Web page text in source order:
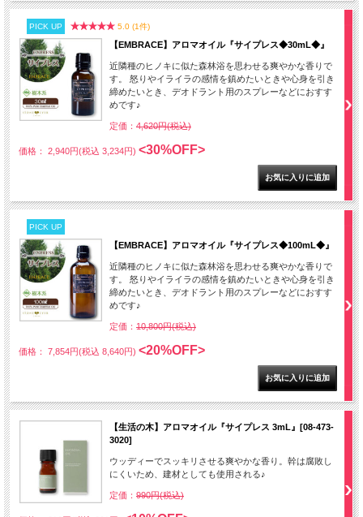
PICK UP 5.0 (1件)
【EMBRACE】アロマオイル『サイプレス◆30mL◆』
近隣種のヒノキに似た森林浴を思わせる爽やかな香りで
す。 怒りやイライラの感情を鎮めたいときや心身を引き
締めたいとき、デオドラント用のスプレーなどにおすす
めです♪
定価： 4,620円(税込)
価格： 2,940円(税込 3,234円) <30%OFF>
PICK UP
【EMBRACE】アロマオイル『サイプレス◆100mL◆』
近隣種のヒノキに似た森林浴を思わせる爽やかな香りで
す。 怒りやイライラの感情を鎮めたいときや心身を引き
締めたいとき、デオドラント用のスプレーなどにおすす
めです♪
定価： 10,800円(税込)
価格： 7,854円(税込 8,640円) <20%OFF>
【生活の木】アロマオイル『サイプレス 3mL』[08-473-
3020]
ウッディーでスッキリさせる爽やかな香り。幹は腐敗し
にくいため、建材としても使用される♪
定価： 990円(税込)